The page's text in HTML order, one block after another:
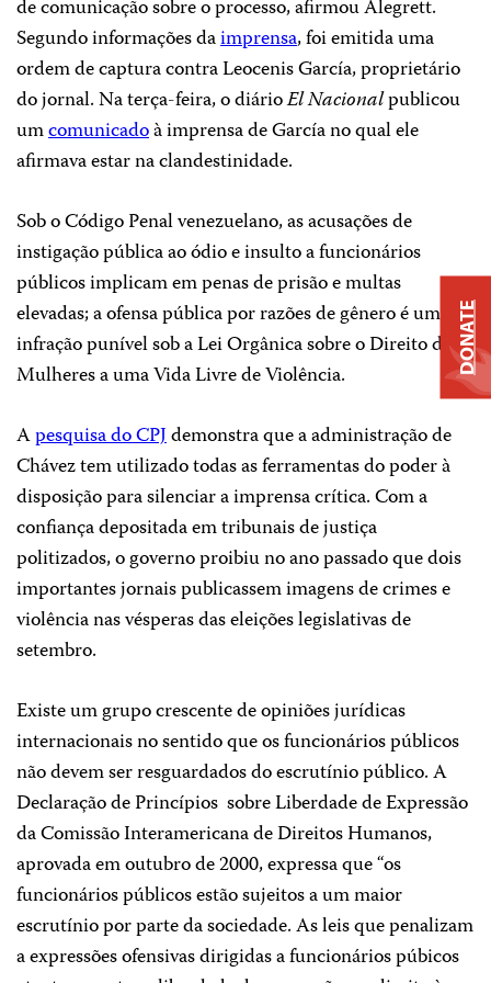
de comunicação sobre o processo, afirmou Alegrett.
Segundo informações daimprensa, foi emitida uma
ordem de captura contra Leocenis García, proprietário
do jornal. Na terça-feira, o diárioEl Nacionalpublicou
umcomunicadoà imprensa de García no qual ele
afirmava estar na clandestinidade.
Sob o Código Penal venezuelano, as acusações de
instigação pública ao ódio e insulto a funcionários
públicos implicam em penas de prisão e multas
elevadas; a ofensa pública por razões de gênero é uma
infração punível sob a Lei Orgânica sobre o Direito das
Mulheres a uma Vida Livre de Violência.
Apesquisa do CPJdemonstra que a administração de
Chávez tem utilizado todas as ferramentas do poder à
disposição para silenciar a imprensa crítica. Com a
confiança depositada em tribunais de justiça
politizados, o governo proibiu no ano passado que dois
importantes jornais publicassem imagens de crimes e
violência nas vésperas das eleições legislativas de
setembro.
Existe um grupo crescente de opiniões jurídicas
internacionais no sentido que os funcionários públicos
não devem ser resguardados do escrutínio público. A
Declaração de Princípios sobre Liberdade de Expressão
da Comissão Interamericana de Direitos Humanos,
aprovada em outubro de 2000, expressa que “os
funcionários públicos estão sujeitos a um maior
escrutínio por parte da sociedade. As leis que penalizam
a expressões ofensivas dirigidas a funcionários púbicos
DONATE